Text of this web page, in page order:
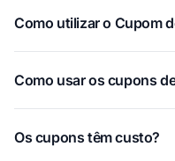
Como utilizar o Cupom
Como usar os cupons
Os cupons têm custo?